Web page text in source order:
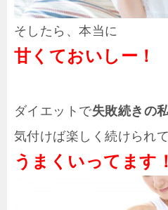
そしたら、本当に
甘くておいしー！
ダイエットで失敗続きの
気付けば楽しく続けられて
うまくいってます！